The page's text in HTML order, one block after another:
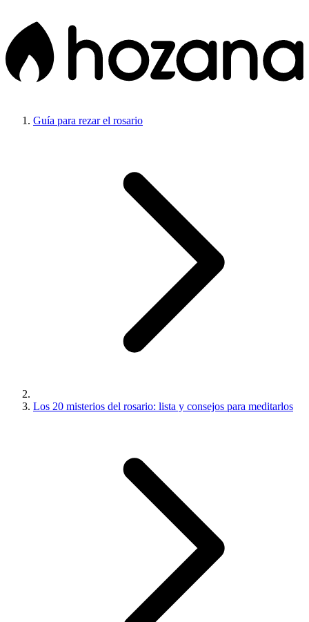
Guía para rezar el rosario
Los 20 misterios del rosario: lista y consejos para meditarlos